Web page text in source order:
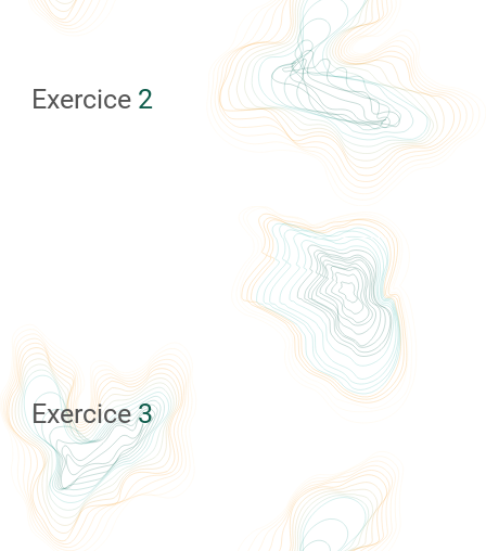
Exercice 2
Exercice 3